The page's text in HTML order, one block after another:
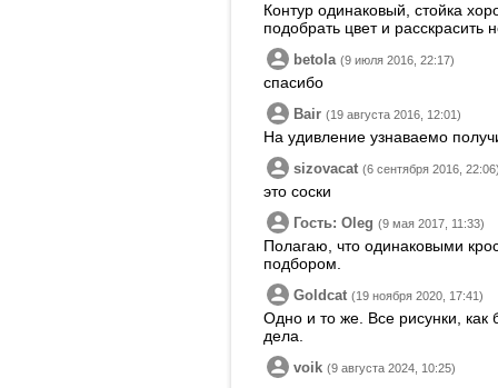
Контур одинаковый, стойка
подобрать цвет и расскрасить
betola (9 июля 2016, 22:17)
спасибо
Bair (19 августа 2016, 12:01)
На удивление узнаваемо
sizovacat (6 сентября 2016,
это соски
Гость: Oleg (9 мая 2017, 11:33)
Полагаю, что одинаковыми
подбором.
Goldcat (19 ноября 2020, 17:41)
Одно и то же. Все рисунки, как
дела.
voik (9 августа 2024, 10:25)